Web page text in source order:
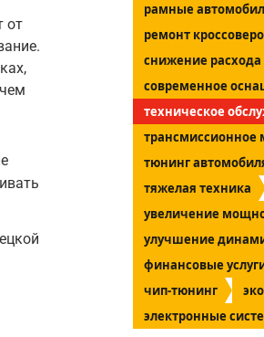
от
рамные
ремонт
снижение расхода
современное
техническое
трансмиссионное
тюнинг
тяжелая техника
увеличение
улучшение
финансовые
чип-тюнинг
электронные